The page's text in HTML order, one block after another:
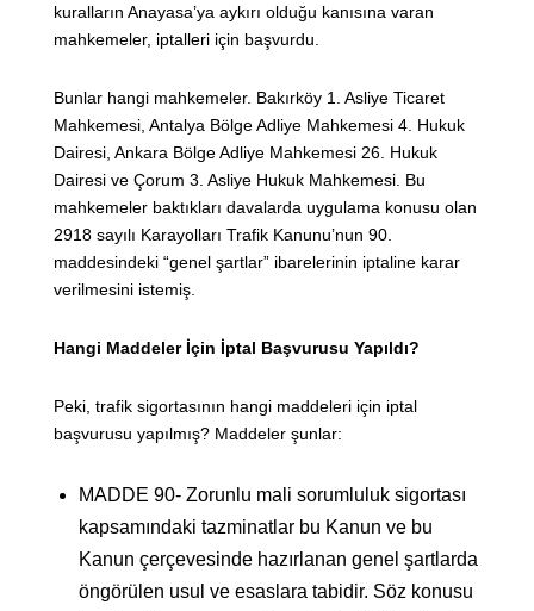
kuralların Anayasa’ya aykırı olduğu kanısına varan
mahkemeler, iptalleri için başvurdu.
Bunlar hangi mahkemeler. Bakırköy 1. Asliye Ticaret
Mahkemesi, Antalya Bölge Adliye Mahkemesi 4. Hukuk
Dairesi, Ankara Bölge Adliye Mahkemesi 26. Hukuk
Dairesi ve Çorum 3. Asliye Hukuk Mahkemesi. Bu
mahkemeler baktıkları davalarda uygulama konusu olan
2918 sayılı Karayolları Trafik Kanunu’nun 90.
maddesindeki “genel şartlar” ibarelerinin iptaline karar
verilmesini istemiş.
Hangi Maddeler İçin İptal Başvurusu Yapıldı?
Peki, trafik sigortasının hangi maddeleri için iptal
başvurusu yapılmış? Maddeler şunlar:
MADDE 90- Zorunlu mali sorumluluk sigortası
kapsamındaki tazminatlar bu Kanun ve bu
Kanun çerçevesinde hazırlanan genel şartlarda
öngörülen usul ve esaslara tabidir. Söz konusu